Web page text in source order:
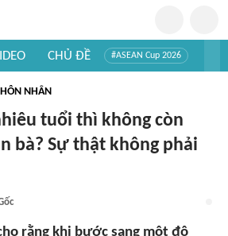
CHỦ ĐỀ #ASEAN Cup 2026
NHÂN
tuổi thì không còn
bà? Sự thật không phải
rằng khi bước sang một độ